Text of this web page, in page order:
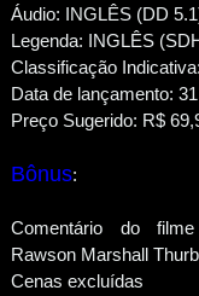
Áudio: INGLÊS (DD
Legenda: INGLÊS
Classificação
Data de lançamento:
Preço Sugerido: R$
Bônus:
Comentário do
Rawson Marshall
Cenas excluídas